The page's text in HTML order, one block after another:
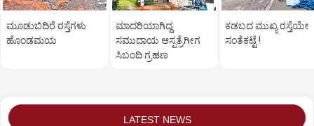
ಮೂಡುಬಿದಿರೆ ರಸ್ತೆಗಳು
ಹೊಂಡಮಯ
ಮಾದರಿಯಾಗಿದ್ದ
ಸಮುದಾಯ ಆಸ್ಪತ್ರೆಗೀಗ
ಸಿಬಂದಿ ಗ್ರಹಣ
ಕಡಬದ ಮುಖ್ಯ ರಸ್ತೆಯೇ
ಸಂತೆಕಟ್ಟೆ !
LATEST NEWS